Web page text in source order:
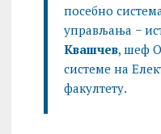
посебно
управљања −
Квашчев, шеф
системе на
факултету.